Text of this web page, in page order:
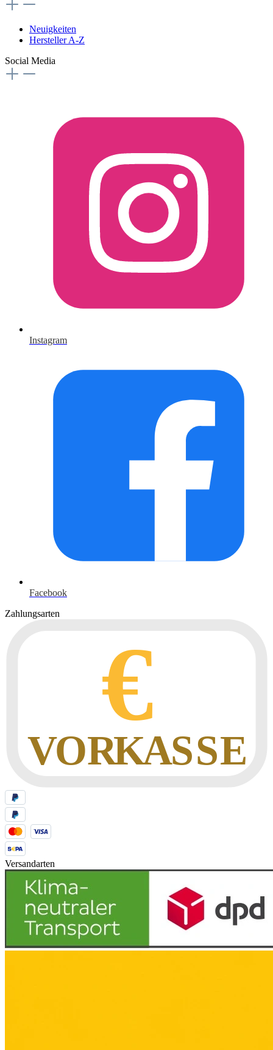
Neuigkeiten
Hersteller A-Z
Social Media
Facebook
Instagram
Zahlungsarten
Versandarten